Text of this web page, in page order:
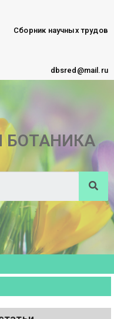
Сборник научных трудов
dbsred@mail.ru